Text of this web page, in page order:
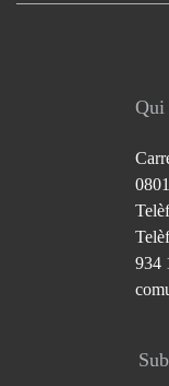
Qui
934